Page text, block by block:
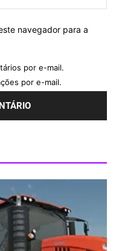
navegador para a
por e-mail.
por e-mail.